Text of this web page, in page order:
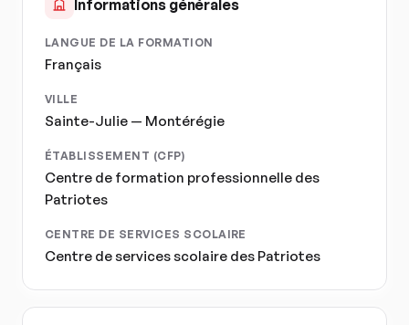
Informations générales
LANGUE DE LA FORMATION
Français
VILLE
Sainte-Julie — Montérégie
ÉTABLISSEMENT (CFP)
Centre de formation professionnelle des
Patriotes
CENTRE DE SERVICES SCOLAIRE
Centre de services scolaire des Patriotes